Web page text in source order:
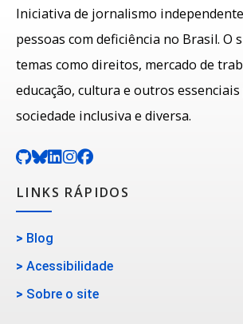
Iniciativa de jornalismo
pessoas com deficiência no Brasil. O
temas como direitos, mercado de
educação, cultura e outros
sociedade inclusiva e diversa.
LINKS RÁPIDOS
> Blog
> Acessibilidade
> Sobre o site